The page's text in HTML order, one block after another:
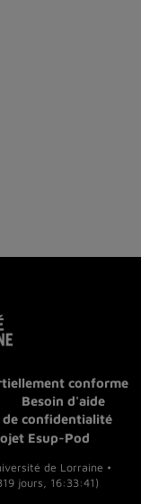
conforme
Besoin d'aide
confidentialité
Esup-Pod
de Lorraine •
jours, 16:33:41)